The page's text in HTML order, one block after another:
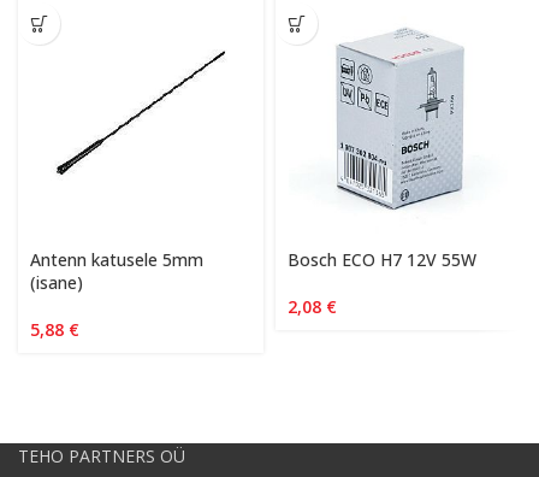
Antenn katusele 5mm
(isane)
5,88 €
Bosch ECO H7 12V 55W
2,08 €
TEHO PARTNERS OÜ